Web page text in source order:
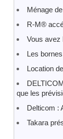
Ménage
R-M®
Vous avez
Les
Location
que les
Delticom :
Takara